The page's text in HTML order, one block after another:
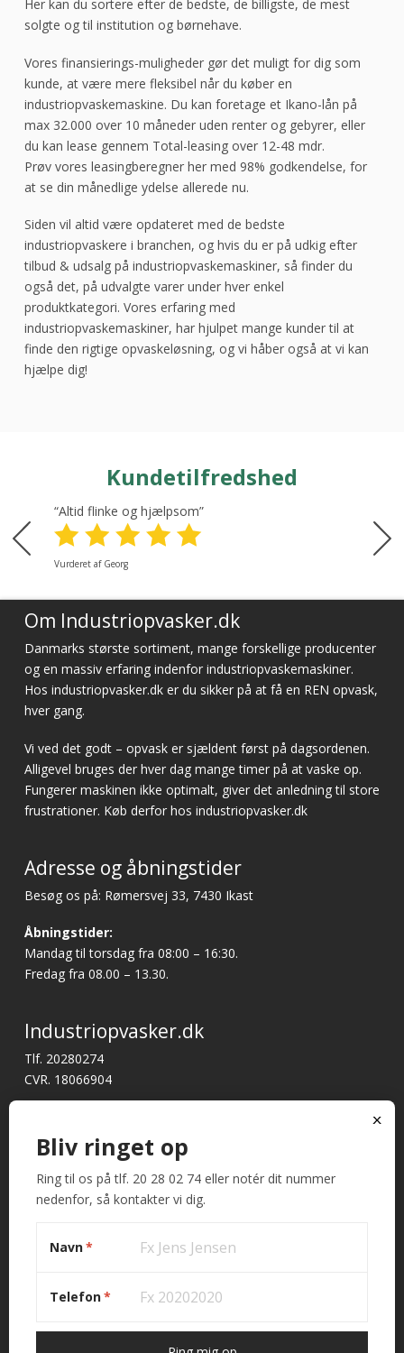
Her kan du sortere efter de bedste, de billigste, de mest
solgte og til institution og børnehave.
Vores finansierings-muligheder gør det muligt for dig som
kunde, at være mere fleksibel når du køber en
industriopvaskemaskine. Du kan foretage et Ikano-lån på
max 32.000 over 10 måneder uden renter og gebyrer, eller
du kan lease gennem Total-leasing over 12-48 mdr.
Prøv vores leasingberegner her med 98% godkendelse, for
at se din månedlige ydelse allerede nu.
Siden vil altid være opdateret med de bedste
industriopvaskere i branchen, og hvis du er på udkig efter
tilbud & udsalg på industriopvaskemaskiner, så finder du
også det, på udvalgte varer under hver enkel
produktkategori. Vores erfaring med
industriopvaskemaskiner, har hjulpet mange kunder til at
finde den rigtige opvaskeløsning, og vi håber også at vi kan
hjælpe dig!
Kundetilfredshed
“Altid flinke og hjælpsom”
Vurderet af Georg
Om Industriopvasker.dk
Danmarks største sortiment, mange forskellige producenter
og en massiv erfaring indenfor industriopvaskemaskiner.
Hos industriopvasker.dk er du sikker på at få en REN opvask,
hver gang.
Vi ved det godt – opvask er sjældent først på dagsordenen.
Alligevel bruges der hver dag mange timer på at vaske op.
Fungerer maskinen ikke optimalt, giver det anledning til store
frustrationer. Køb derfor hos industriopvasker.dk
Adresse og åbningstider
Besøg os på: Rømersvej 33, 7430 Ikast
Åbningstider:
Mandag til torsdag fra 08:00 – 16:30.
Fredag fra 08.00 – 13.30.
Industriopvasker.dk
Tlf. 20280274
CVR. 18066904
E-mail:
mail@industriopvasker.dk
Hurtige links
Kontakt
x
Bliv ringet op
Ring til os på tlf. 20 28 02 74 eller notér dit nummer
nedenfor, så kontakter vi dig.
Navn*
Telefon*